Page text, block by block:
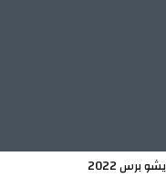
2022